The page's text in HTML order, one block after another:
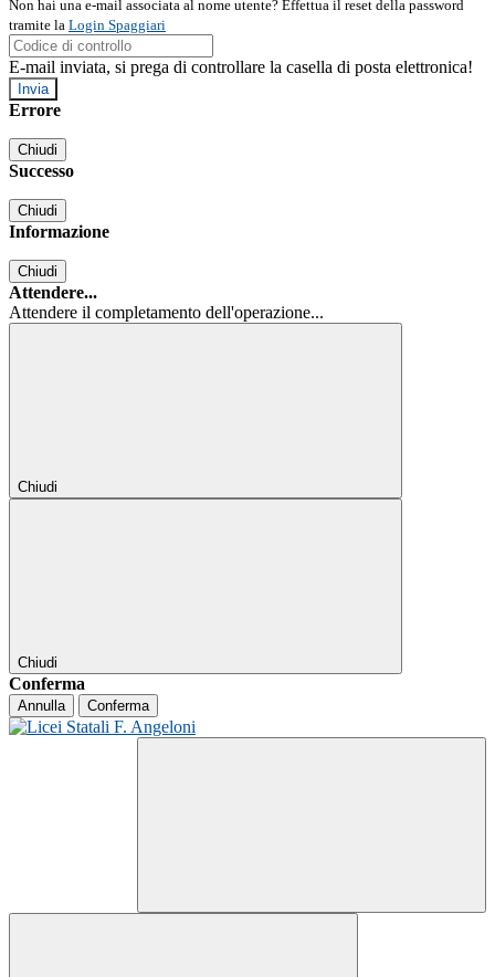
Non hai una e-mail associata al nome utente? Effettua il reset della password
tramite la Login Spaggiari
E-mail inviata, si prega di controllare la casella di posta elettronica!
Errore
Chiudi
Successo
Chiudi
Informazione
Chiudi
Attendere...
Attendere il completamento dell'operazione...
Chiudi
Chiudi
Conferma
Annulla Conferma